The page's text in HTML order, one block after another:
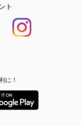
ト
に！